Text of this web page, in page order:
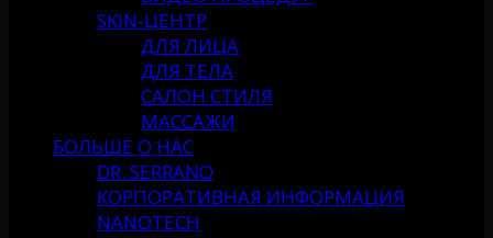
SKIN-ЦЕНТР
ДЛЯ ЛИЦА
ДЛЯ ТЕЛА
САЛОН СТИЛЯ
МАССАЖИ
БОЛЬШЕ О НАС
DR. SERRANO
КОРПОРАТИВНАЯ ИНФОРМАЦИЯ
NANOTECH